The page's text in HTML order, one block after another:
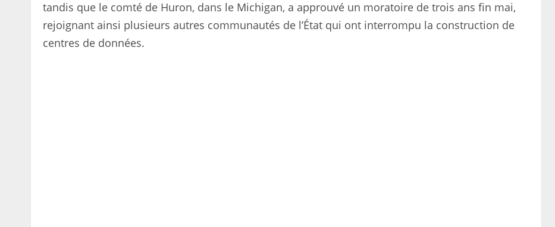
tandis que le comté de Huron, dans le Michigan, a approuvé un moratoire de trois ans fin mai,
rejoignant ainsi plusieurs autres communautés de l’État qui ont interrompu la construction de
centres de données.